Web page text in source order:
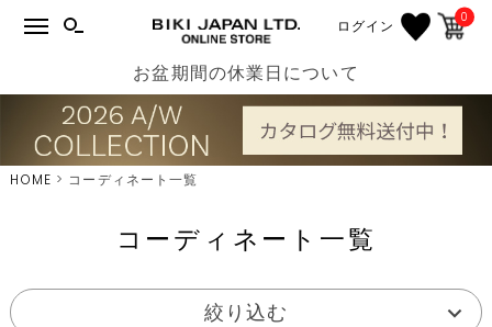
ログイン 0
お盆期間の休業日について
HOME コーディネート一覧
コーディネート一覧
絞り込む